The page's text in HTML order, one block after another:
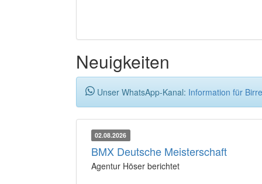
Neuigkeiten
Unser WhatsApp-Kanal: Information für
02.08.2026
BMX Deutsche Meisterschaft
Agentur Höser berichtet